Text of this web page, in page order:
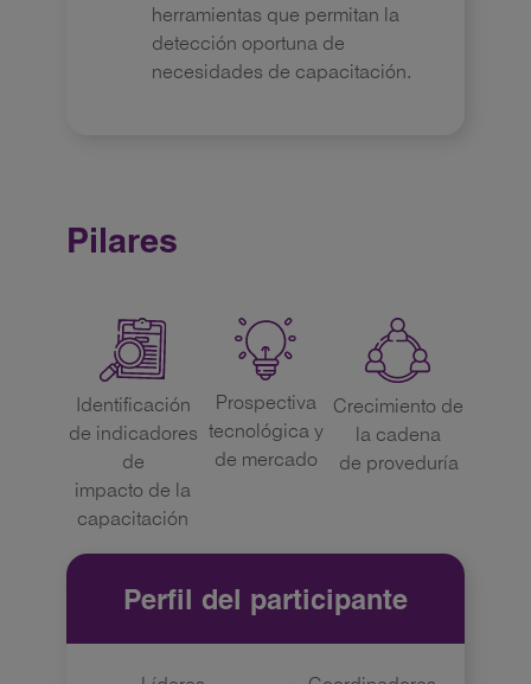
herramientas que permitan la
detección oportuna de
necesidades de capacitación.
Pilares
Identificación
de indicadores
de
impacto de la
capacitación
Prospectiva
tecnológica y
de mercado
Crecimiento de
la cadena
de proveduría
Perfil del participante